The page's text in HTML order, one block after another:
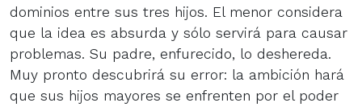
dominios entre sus tres hijos. El menor considera
que la idea es absurda y sólo servirá para causar
problemas. Su padre, enfurecido, lo deshereda.
Muy pronto descubrirá su error: la ambición hará
que sus hijos mayores se enfrenten por el poder